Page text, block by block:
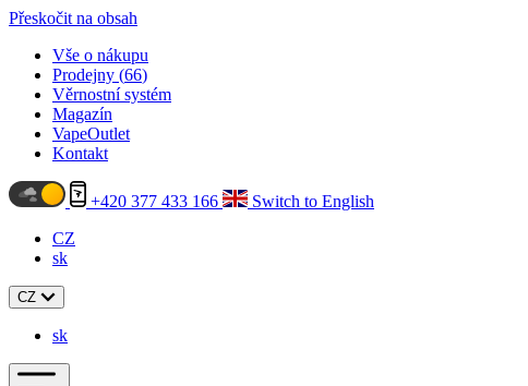
Přeskočit na obsah
Vše o nákupu
Prodejny (66)
Věrnostní systém
Magazín
VapeOutlet
Kontakt
+420 377 433 166
Switch to English
CZ
sk
CZ
sk